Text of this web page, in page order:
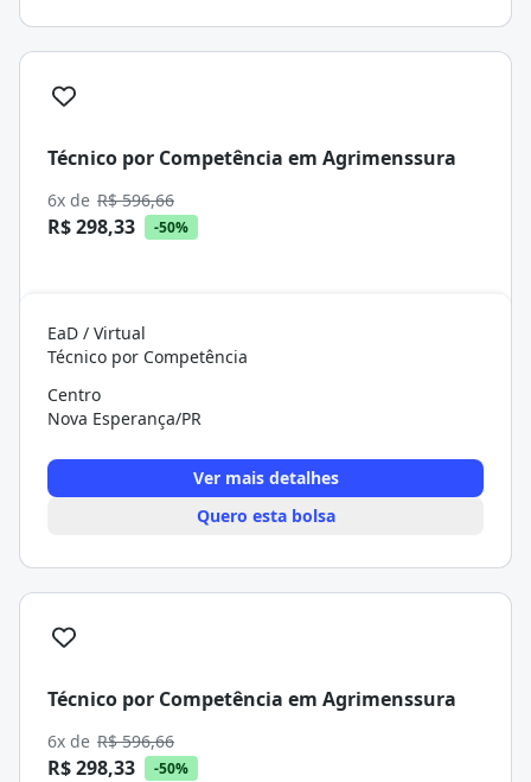
Técnico por Competência em Agrimenssura
6x de R$ 596,66
R$ 298,33 -50%
EaD / Virtual
Técnico por Competência
Centro
Nova Esperança/PR
Ver mais detalhes
Quero esta bolsa
Técnico por Competência em Agrimenssura
6x de R$ 596,66
R$ 298,33 -50%